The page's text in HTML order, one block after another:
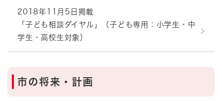
2018年11月5日掲載
「子ども相談ダイヤル」（子ども専用：小学生・中
学生・高校生対象）
市の将来・計画